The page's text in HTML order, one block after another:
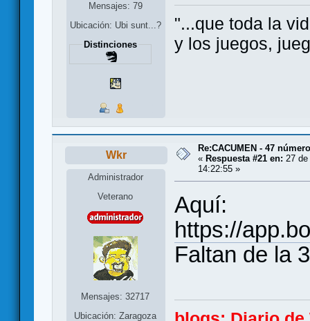
Mensajes: 79
Ubicación: Ubi sunt...?
Distinciones
"...que toda la
y los juegos,
Wkr
Administrador
Veterano
Mensajes: 32717
Ubicación: Zaragoza
Re:CACUMEN - 47
« Respuesta #21 en: 27
14:22:55 »
Aquí:
https://
Faltan de la